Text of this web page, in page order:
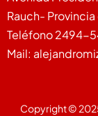
Rauch-
Teléfono 2494-
Mail:
Copyright ©